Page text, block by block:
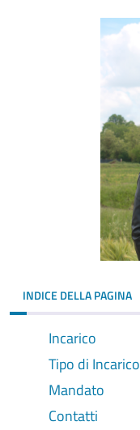
INDICE DELLA PAGINA
Incarico
Tipo di Incarico
Mandato
Contatti